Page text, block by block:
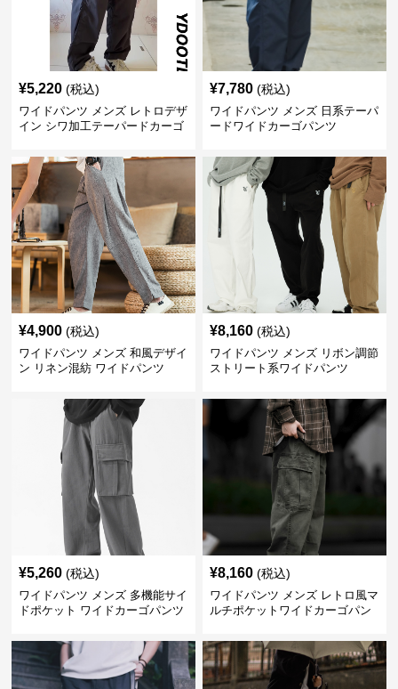
¥5,220 (税込)
ワイドパンツ メンズ レトロデザ
イン シワ加工テーパードカーゴ
¥7,780 (税込)
ワイドパンツ メンズ 日系テーパ
ードワイドカーゴパンツ
¥4,900 (税込)
ワイドパンツ メンズ 和風デザイ
ン リネン混紡 ワイドパンツ
¥8,160 (税込)
ワイドパンツ メンズ リボン調節
ストリート系ワイドパンツ
¥5,260 (税込)
ワイドパンツ メンズ 多機能サイ
ドポケット ワイドカーゴパンツ
¥8,160 (税込)
ワイドパンツ メンズ レトロ風マ
ルチポケットワイドカーゴパン